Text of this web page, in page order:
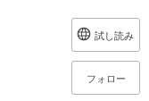
試し読み
フォロー